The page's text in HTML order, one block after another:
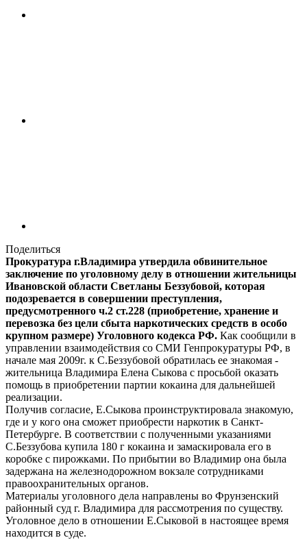
Поделиться
Прокуратура г.Владимира утвердила обвинительное
заключение по уголовному делу в отношении жительницы
Ивановской области Светланы Беззубовой, которая
подозревается в совершении преступления,
предусмотренного ч.2 ст.228 (приобретение, хранение и
перевозка без цели сбыта наркотических средств в особо
крупном размере) Уголовного кодекса РФ. Как сообщили в
управлении взаимодействия со СМИ Генпрокуратуры РФ, в
начале мая 2009г. к С.Беззубовой обратилась ее знакомая -
жительница Владимира Елена Сыкова с просьбой оказать
помощь в приобретении партии кокаина для дальнейшей
реализации.
Получив согласие, Е.Сыкова проинструктировала знакомую,
где и у кого она сможет приобрести наркотик в Санкт-
Петербурге. В соответствии с полученными указаниями
С.Беззубова купила 180 г кокаина и замаскировала его в
коробке с пирожками. По прибытии во Владимир она была
задержана на железнодорожном вокзале сотрудниками
правоохранительных органов.
Материалы уголовного дела направлены во Фрунзенский
районный суд г. Владимира для рассмотрения по существу.
Уголовное дело в отношении Е.Сыковой в настоящее время
находится в суде.